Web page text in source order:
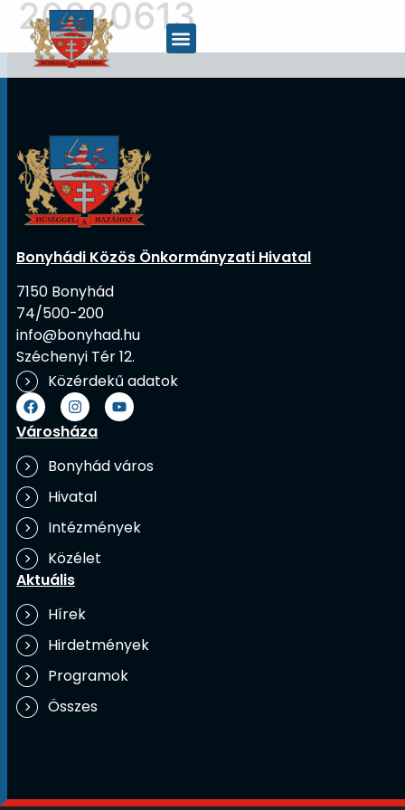
20220613
Bonyhádi Közös Önkormányzati Hivatal
7150 Bonyhád
74/500-200
info@bonyhad.hu
Széchenyi Tér 12.
Közérdekű adatok
Városháza
Bonyhád város
Hivatal
Intézmények
Közélet
Aktuális
Hírek
Hirdetmények
Programok
Összes